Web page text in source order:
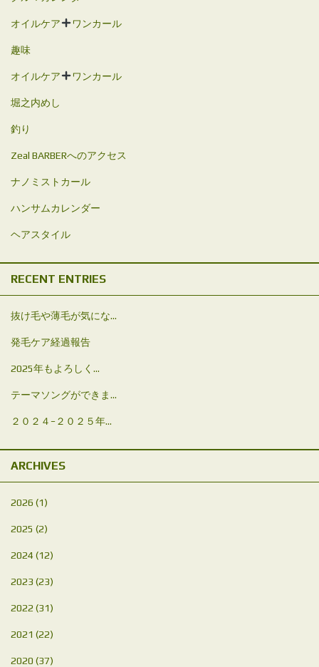
オイルケア ワンカール
趣味
オイルケア ワンカール
堀之内めし
釣り
Zeal BARBERへのアクセス
ナノミストカール
ハンサムカレンダー
ヘアスタイル
RECENT ENTRIES
抜け毛や薄毛が気にな...
発毛ケア経過報告
2025年もよろしく...
テーマソングができま...
２０２４−２０２５年...
ARCHIVES
2026 (1)
2025 (2)
2024 (12)
2023 (23)
2022 (31)
2021 (22)
2020 (37)